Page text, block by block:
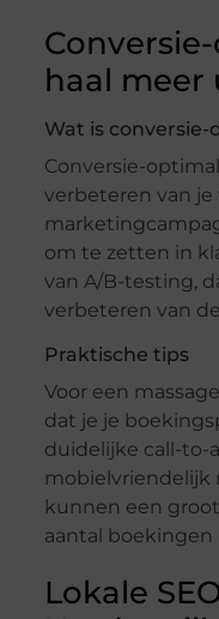
haal meer
Wat is conversie-
Conversie-
verbeteren van je
om te zetten in
van A/B-testing,
verbeteren van
Praktische tips
Voor een
dat je je
duidelijke call-to-
mobielvriendelijk
kunnen een
aantal
Lokale